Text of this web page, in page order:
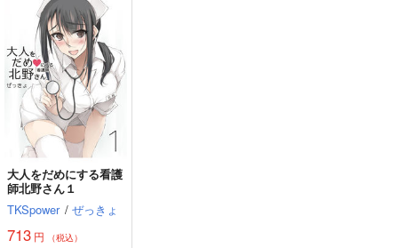
大人をだめにする看護
師北野さん１
TKSpower / ぜっきょ
713 円 （税込）